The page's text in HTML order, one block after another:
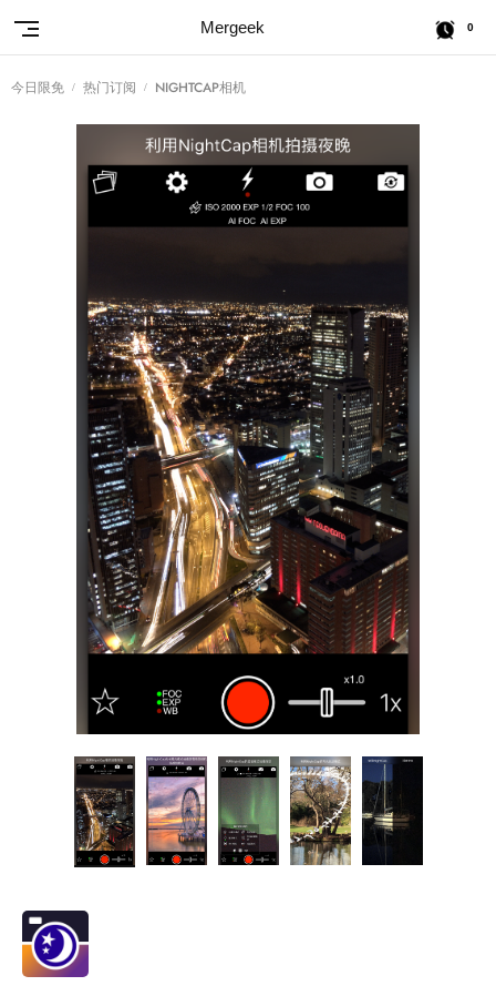
Mergeek 0
今日限免 热门订阅 NIGHTCAP相机